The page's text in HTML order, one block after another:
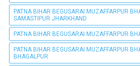
PATNA BIHAR BEGUSARAI MUZAFFARPUR
SAMASTIPUR JHARKHAND
PATNA BIHAR BEGUSARAI MUZAFFARPUR
PATNA BIHAR BEGUSARAI MUZAFFARPUR
BHAGALPUR